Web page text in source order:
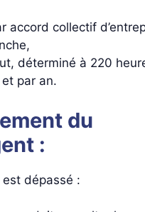
accord collectif
déterminé à 220
par an.
du
:
dépassé :